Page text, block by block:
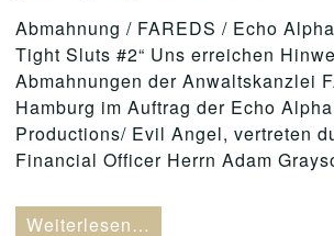
Abmahnung / FAREDS / Echo
Tight Sluts #2“ Uns erreichen
Abmahnungen der Anwaltskanzlei
Hamburg im Auftrag der Echo
Productions/ Evil Angel, vertreten
Financial Officer Herrn Adam
Weiterlesen…